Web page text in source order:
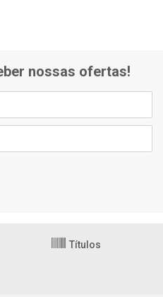
nossas ofertas!
Títulos